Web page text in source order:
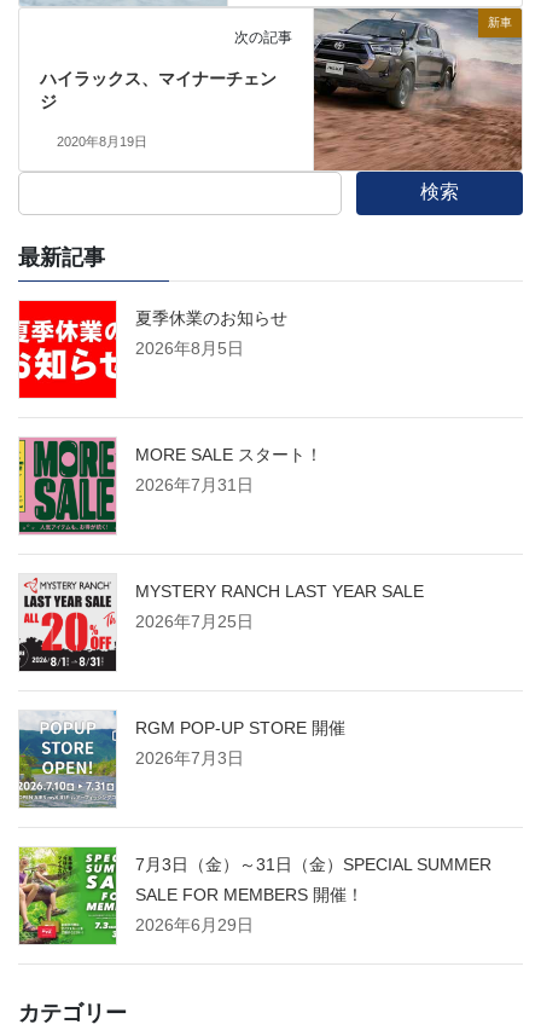
新車
次の記事
ハイラックス、マイナーチェン
ジ
2020年8月19日
検索
最新記事
夏季休業のお知らせ
2026年8月5日
MORE SALE スタート！
2026年7月31日
MYSTERY RANCH LAST YEAR SALE
2026年7月25日
RGM POP-UP STORE 開催
2026年7月3日
7月3日（金）～31日（金）SPECIAL SUMMER
SALE FOR MEMBERS 開催！
2026年6月29日
カテゴリー